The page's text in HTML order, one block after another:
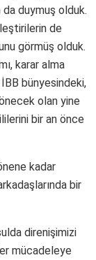
duymuş olduk.
de
görmüş olduk.
karar alma
İBB bünyesindeki,
olan yine
bir an önce
kadar
bir
direnişimizi
mücadeleye